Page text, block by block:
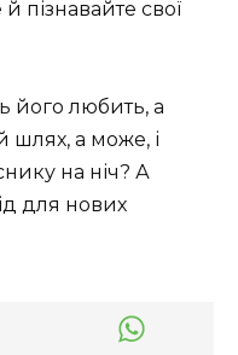
пізнавайте свої
його любить, а
шлях, а може, і
на ніч? А
для нових